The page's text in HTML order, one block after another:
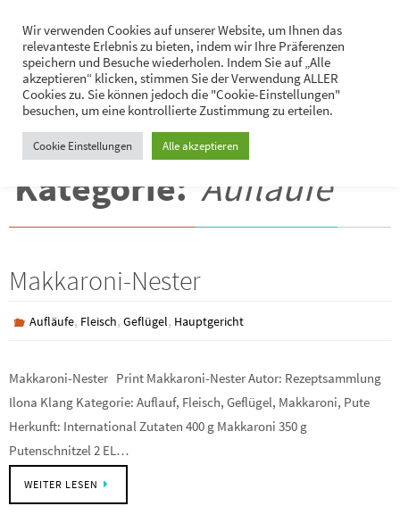
Inhalt
springen
Hans-Jürgen Lukaschik
Persönliches
Kategorie: Aufläufe
Makkaroni-Nester
Aufläufe, Fleisch,Geflügel, Hauptgericht
Makkaroni-Nester Print Makkaroni-Nester Autor: Rezeptsammlung
Ilona Klang Kategorie: Auflauf, Fleisch, Geflügel, Makkaroni, Pute
Herkunft: International Zutaten 400 g Makkaroni 350 g
Putenschnitzel 2 EL…
WEITER LESEN
Wir verwenden Cookies auf unserer Website, um Ihnen das
relevanteste Erlebnis zu bieten, indem wir Ihre Präferenzen
speichern und Besuche wiederholen. Indem Sie auf „Alle
akzeptieren“ klicken, stimmen Sie der Verwendung ALLER
Cookies zu. Sie können jedoch die "Cookie-Einstellungen"
besuchen, um eine kontrollierte Zustimmung zu erteilen.
Cookie Einstellungen Alle akzeptieren